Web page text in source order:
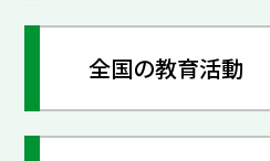
全国の教育活動